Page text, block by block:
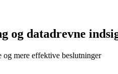
og datadrevne
mere effektive beslutninger